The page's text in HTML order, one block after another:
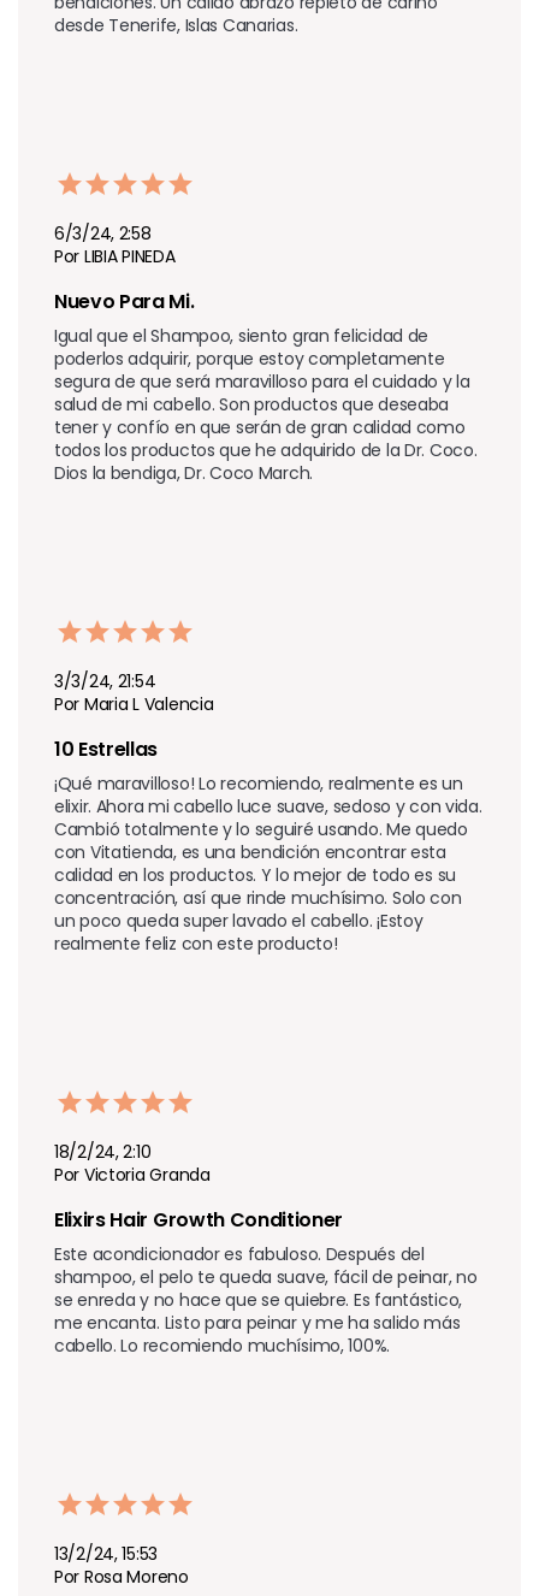
desde Tenerife, Islas Canarias.
6/3/24, 2:58
Por LIBIA PINEDA
Nuevo Para Mi.
Igual que el Shampoo, siento gran felicidad de
poderlos adquirir, porque estoy completamente
segura de que será maravilloso para el cuidado y la
salud de mi cabello. Son productos que deseaba
tener y confío en que serán de gran calidad como
todos los productos que he adquirido de la Dr. Coco.
Dios la bendiga, Dr. Coco March.
3/3/24, 21:54
Por Maria L Valencia
10 Estrellas
¡Qué maravilloso! Lo recomiendo, realmente es un
elixir. Ahora mi cabello luce suave, sedoso y con vida.
Cambió totalmente y lo seguiré usando. Me quedo
con Vitatienda, es una bendición encontrar esta
calidad en los productos. Y lo mejor de todo es su
concentración, así que rinde muchísimo. Solo con
un poco queda super lavado el cabello. ¡Estoy
realmente feliz con este producto!
18/2/24, 2:10
Por Victoria Granda
Elixirs Hair Growth Conditioner
Este acondicionador es fabuloso. Después del
shampoo, el pelo te queda suave, fácil de peinar, no
se enreda y no hace que se quiebre. Es fantástico,
me encanta. Listo para peinar y me ha salido más
cabello. Lo recomiendo muchísimo, 100%.
13/2/24, 15:53
Por Rosa Moreno